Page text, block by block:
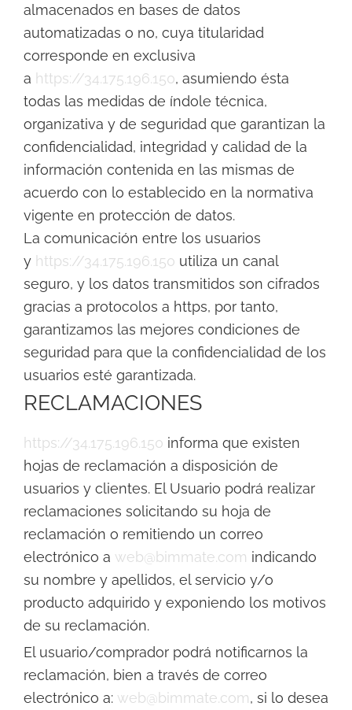
almacenados en bases de datos
automatizadas o no, cuya titularidad
corresponde en exclusiva
a https://34.175.196.150, asumiendo ésta
todas las medidas de índole técnica,
organizativa y de seguridad que garantizan la
confidencialidad, integridad y calidad de la
información contenida en las mismas de
acuerdo con lo establecido en la normativa
vigente en protección de datos.
La comunicación entre los usuarios
y https://34.175.196.150 utiliza un canal
seguro, y los datos transmitidos son cifrados
gracias a protocolos a https, por tanto,
garantizamos las mejores condiciones de
seguridad para que la confidencialidad de los
usuarios esté garantizada.
RECLAMACIONES
https://34.175.196.150 informa que existen
hojas de reclamación a disposición de
usuarios y clientes. El Usuario podrá realizar
reclamaciones solicitando su hoja de
reclamación o remitiendo un correo
electrónico a web@bimmate.com indicando
su nombre y apellidos, el servicio y/o
producto adquirido y exponiendo los motivos
de su reclamación.
El usuario/comprador podrá notificarnos la
reclamación, bien a través de correo
electrónico a: web@bimmate.com, si lo desea